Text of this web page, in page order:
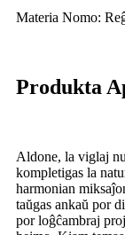
Materia Nomo:
Produkta
Aldone, la viglaj
kompletigas la
harmonian
taŭgas ankaŭ por
por loĝĉambraj